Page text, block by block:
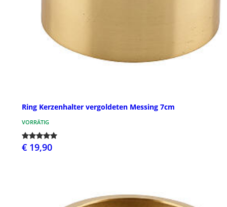
Ring Kerzenhalter vergoldeten Messing 7cm
VORRÄTIG
€ 19,90